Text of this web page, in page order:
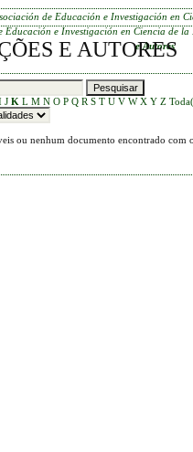
de Educación e Investigación en
Educación e Investigación en Ciencia de
e Autores
E AUTORES
J K L M N O P Q R S T U V W X Y Z
ou nenhum documento encontrado com